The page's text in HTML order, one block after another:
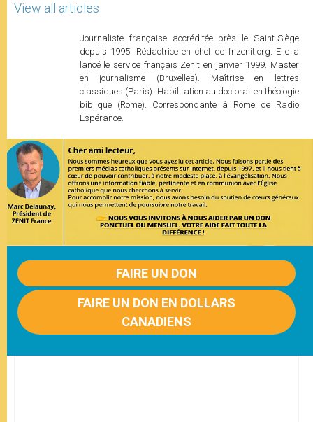
View all articles
Journaliste française accréditée près le Saint-Siège
depuis 1995. Rédactrice en chef de fr.zenit.org. Elle a
lancé le service français Zenit en janvier 1999. Master
en journalisme (Bruxelles). Maîtrise en lettres
classiques (Paris). Habilitation au doctorat en théologie
biblique (Rome). Correspondante à Rome de Radio
Espérance.
FAIRE UN DON
FAIRE UN DON EN DOLLARS
CANADIENS